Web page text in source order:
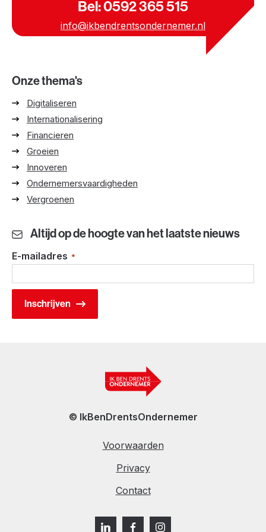
Bel: 0592 365 515
info@ikbendrentsondernemer.nl
Onze thema's
Digitaliseren
Internationalisering
Financieren
Groeien
Innoveren
Ondernemersvaardigheden
Vergroenen
Altijd op de hoogte van het laatste nieuws
E-mailadres *
© IkBenDrentsOndernemer
Voorwaarden
Privacy
Contact